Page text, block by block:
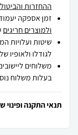
ההחזרות
זמן אספקה יעמוד על מקס' 7 ימי
ולמוצרים חריגים
שיטות ועלויות
לגודלו ולאופיו
משלוחים
בעלות משלוח
תנאי התקנה